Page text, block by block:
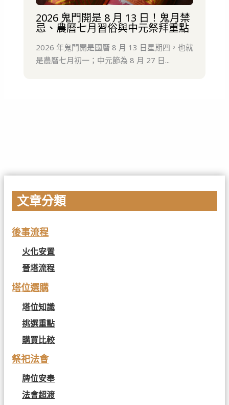
2026 鬼門開是 8 月 13 日！鬼月禁
忌、農曆七月習俗與中元祭拜重點
2026 年鬼門開是國曆 8 月 13 日星期四，也就
是農曆七月初一；中元節為 8 月 27 日...
文章分類
後事流程
火化安置
晉塔流程
塔位選購
塔位知識
挑選重點
購買比較
祭祀法會
牌位安奉
法會超渡